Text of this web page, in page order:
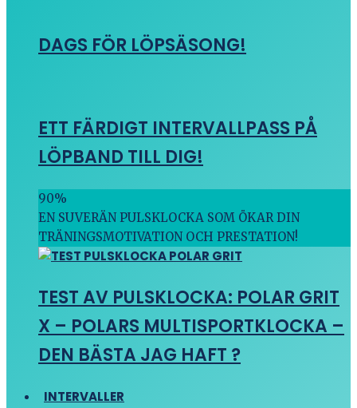
DAGS FÖR LÖPSÄSONG!
ETT FÄRDIGT INTERVALLPASS PÅ
LÖPBAND TILL DIG!
90%
EN SUVERÄN PULSKLOCKA SOM ÖKAR DIN
TRÄNINGSMOTIVATION OCH PRESTATION!
TEST AV PULSKLOCKA: POLAR GRIT
X – POLARS MULTISPORTKLOCKA –
DEN BÄSTA JAG HAFT ?
INTERVALLER